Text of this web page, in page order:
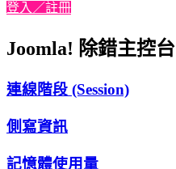
登入／註冊
Joomla! 除錯主控台
連線階段 (Session)
側寫資訊
記憶體使用量